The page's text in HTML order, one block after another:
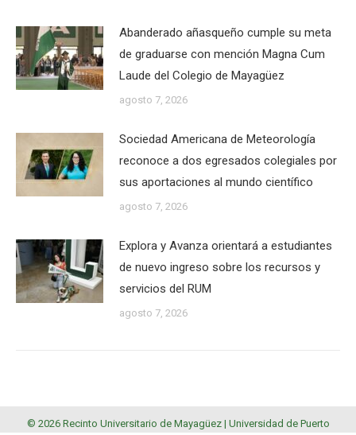
Abanderado añasqueño cumple su meta
de graduarse con mención Magna Cum
Laude del Colegio de Mayagüez
agosto 7, 2026
Sociedad Americana de Meteorología
reconoce a dos egresados colegiales por
sus aportaciones al mundo científico
agosto 7, 2026
Explora y Avanza orientará a estudiantes
de nuevo ingreso sobre los recursos y
servicios del RUM
agosto 7, 2026
© 2026 Recinto Universitario de Mayagüez | Universidad de Puerto